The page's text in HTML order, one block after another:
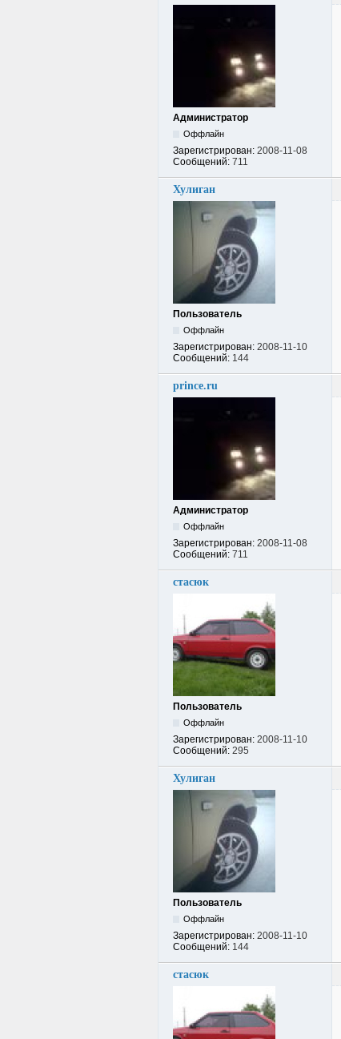
Администратор
Оффлайн
Зарегистрирован: 2008-11-08
Сообщений: 711
Хулиган
Пользователь
Оффлайн
Зарегистрирован: 2008-11-10
Сообщений: 144
prince.ru
Администратор
Оффлайн
Зарегистрирован: 2008-11-08
Сообщений: 711
стасюк
Пользователь
Оффлайн
Зарегистрирован: 2008-11-10
Сообщений: 295
Хулиган
Пользователь
Оффлайн
Зарегистрирован: 2008-11-10
Сообщений: 144
стасюк